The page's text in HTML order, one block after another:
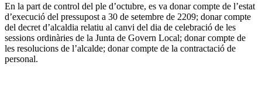
En la part de control del ple d’octubre, es va donar compte de l’estat
d’execució del pressupost a 30 de setembre de 2209; donar compte
del decret d’alcaldia relatiu al canvi del dia de celebració de les
sessions ordinàries de la Junta de Govern Local; donar compte de
les resolucions de l’alcalde; donar compte de la contractació de
personal.